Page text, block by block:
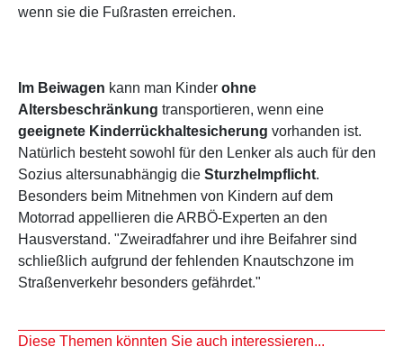
wenn sie die Fußrasten erreichen.
Im Beiwagen kann man Kinder ohne
Altersbeschränkung transportieren, wenn eine
geeignete Kinderrückhaltesicherung vorhanden ist.
Natürlich besteht sowohl für den Lenker als auch für den
Sozius altersunabhängig die Sturzhelmpflicht.
Besonders beim Mitnehmen von Kindern auf dem
Motorrad appellieren die ARBÖ-Experten an den
Hausverstand. "Zweiradfahrer und ihre Beifahrer sind
schließlich aufgrund der fehlenden Knautschzone im
Straßenverkehr besonders gefährdet."
Diese Themen könnten Sie auch interessieren...